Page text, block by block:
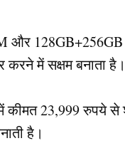
और
करने में सक्षम बनाता है।
कीमत 23,999 रुपये
है।